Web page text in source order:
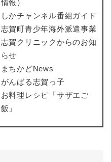
情報）
しかチャンネル番組ガイド
志賀町青少年海外派遣事業
志賀クリニックからのお知
らせ
まちかどNews
がんばる志賀っ子
お料理レシピ「サザエご
飯」